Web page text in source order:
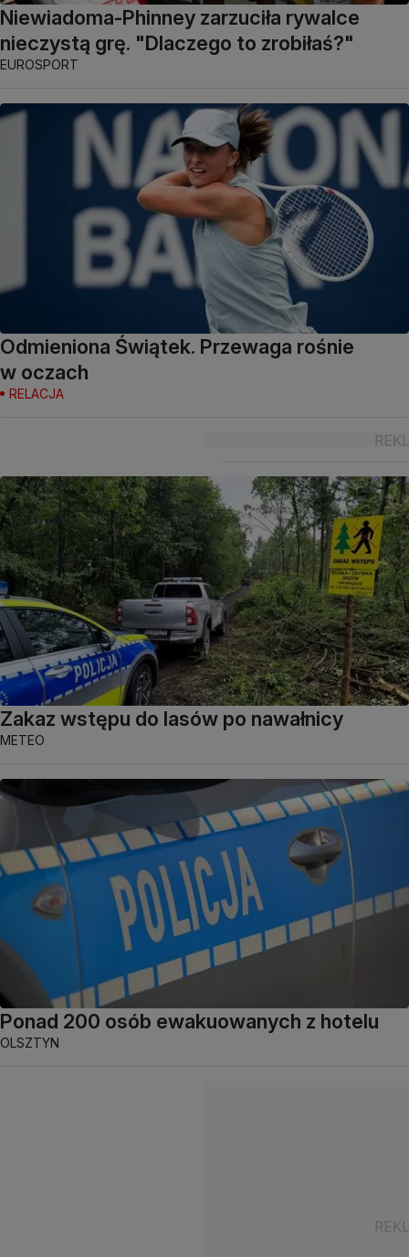
Niewiadoma-Phinney zarzuciła rywalce
nieczystą grę. "Dlaczego to zrobiłaś?"
EUROSPORT
Odmieniona Świątek. Przewaga rośnie
w oczach
RELACJA
Zakaz wstępu do lasów po nawałnicy
METEO
Ponad 200 osób ewakuowanych z hotelu
OLSZTYN